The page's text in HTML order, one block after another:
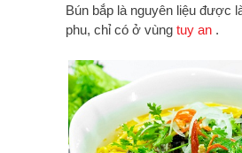
Bún bắp là nguyên liệu được
phu, chỉ có ở vùng tuy an .